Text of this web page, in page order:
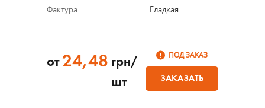
Фактура:
Гладкая
от24,48 грн/
шт
ПОД ЗАКАЗ
ЗАКАЗАТЬ